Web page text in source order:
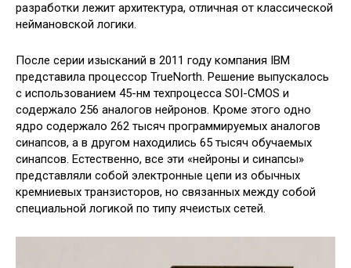
разработки лежит архитектура, отличная от классической
неймановской логики.
После серии изысканий в 2011 году компания IBM
представила процессор TrueNorth. Решение выпускалось
с использованием 45-нм техпроцесса SOI-CMOS и
содержало 256 аналогов нейронов. Кроме этого одно
ядро содержало 262 тысяч программируемых аналогов
синапсов, а в другом находились 65 тысяч обучаемых
синапсов. Естественно, все эти «нейроны и синапсы»
представляли собой электронные цепи из обычных
кремниевых транзисторов, но связанных между собой
специальной логикой по типу ячеистых сетей.